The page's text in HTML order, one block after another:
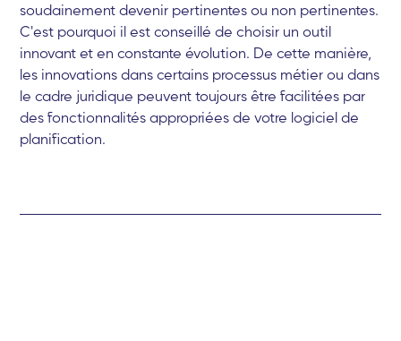
soudainement devenir pertinentes ou non pertinentes.
C'est pourquoi il est conseillé de choisir un outil
innovant et en constante évolution. De cette manière,
les innovations dans certains processus métier ou dans
le cadre juridique peuvent toujours être facilitées par
des fonctionnalités appropriées de votre logiciel de
planification.